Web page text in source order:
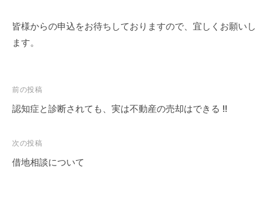
皆様からの申込をお待ちしておりますので、宜しくお願いし
ます。
投
稿
ビ
ゲ
前の投稿
認知症と診断されても、実は不動産の売却はできる !!
次の投稿
借地相談について